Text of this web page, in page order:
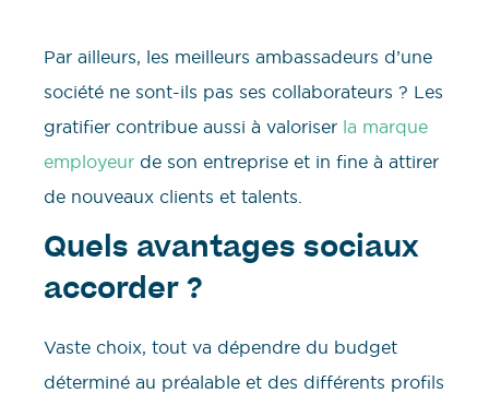
Par ailleurs, les meilleurs ambassadeurs d’une
société ne sont-ils pas ses collaborateurs ? Les
gratifier contribue aussi à valoriser la marque
employeur de son entreprise et in fine à attirer
de nouveaux clients et talents.
Quels avantages sociaux
accorder ?
Vaste choix, tout va dépendre du budget
déterminé au préalable et des différents profils